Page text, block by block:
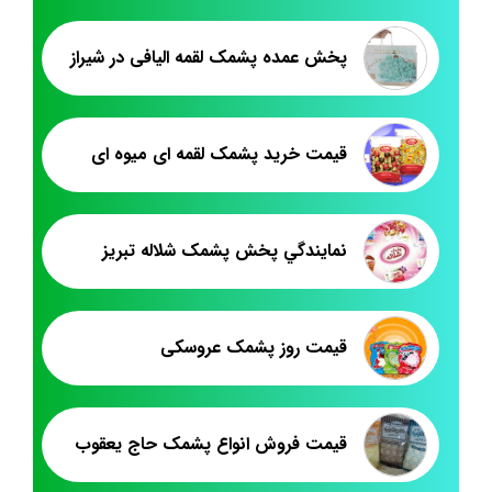
پخش عمده پشمک لقمه اليافی در شيراز
قیمت خرید پشمک لقمه ای میوه ای
نمايندگي پخش پشمک شلاله تبريز
قیمت روز پشمک عروسکی
قیمت فروش انواع پشمک حاج یعقوب